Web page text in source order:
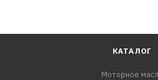
КАТАЛОГ
Моторное